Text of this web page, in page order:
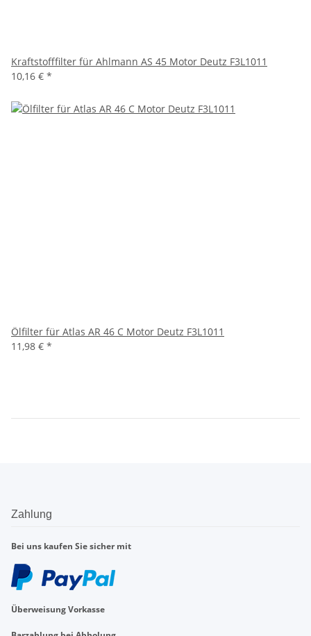
Kraftstofffilter für Ahlmann AS 45 Motor Deutz F3L1011
10,16 € *
Ölfilter für Atlas AR 46 C Motor Deutz F3L1011
11,98 € *
Zahlung
Bei uns kaufen Sie sicher mit
Überweisung Vorkasse